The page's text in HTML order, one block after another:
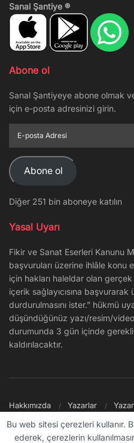
Sanal Şantiye ®
Abone ol
Sanal Şantiyeye abone olmak
için e-posta adresinizi girin.
posta
Adresi
Abone ol
Diğer 251 bin aboneye katılın
Yasal Uyarı
Fikir ve Sanat Eserleri Kanunu
başvuruları üzerine ihlâle konu
için hakları haleldar olan
içerik sağlayıcısına
durdurulmasını ister.” hükmü
düşündüğünüz yazı/resim/
durumunda 3 gün içinde
kaldırılacaktır.
Hakkımızda Yazarlar
© 2009 - ∞ Sanal Şantiye
Bu web sitesi çerezleri kullanır.
ederek, çerezlerin